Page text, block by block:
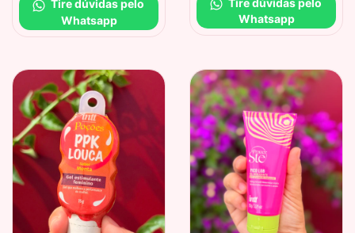
Tire dúvidas pelo
Whatsapp
Whatsapp